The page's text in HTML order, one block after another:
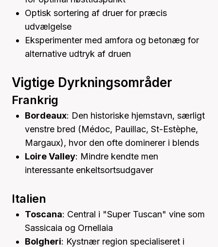
Optisk sortering af druer for præcis
udvælgelse
Eksperimenter med amfora og betonæg for
alternative udtryk af druen
Vigtige Dyrkningsområder
Frankrig
Bordeaux: Den historiske hjemstavn, særligt
venstre bred (Médoc, Pauillac, St-Estèphe,
Margaux), hvor den ofte dominerer i blends
Loire Valley: Mindre kendte men
interessante enkeltsortsudgaver
Italien
Toscana: Central i "Super Tuscan" vine som
Sassicaia og Ornellaia
Bolgheri: Kystnær region specialiseret i